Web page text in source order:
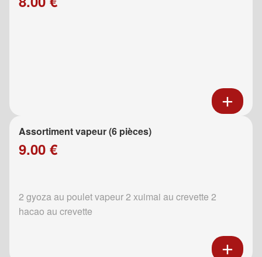
Assortiment vapeur (6 pièces)
9.00 €
2 gyoza au poulet vapeur 2 xuimai au crevette 2
hacao au crevette